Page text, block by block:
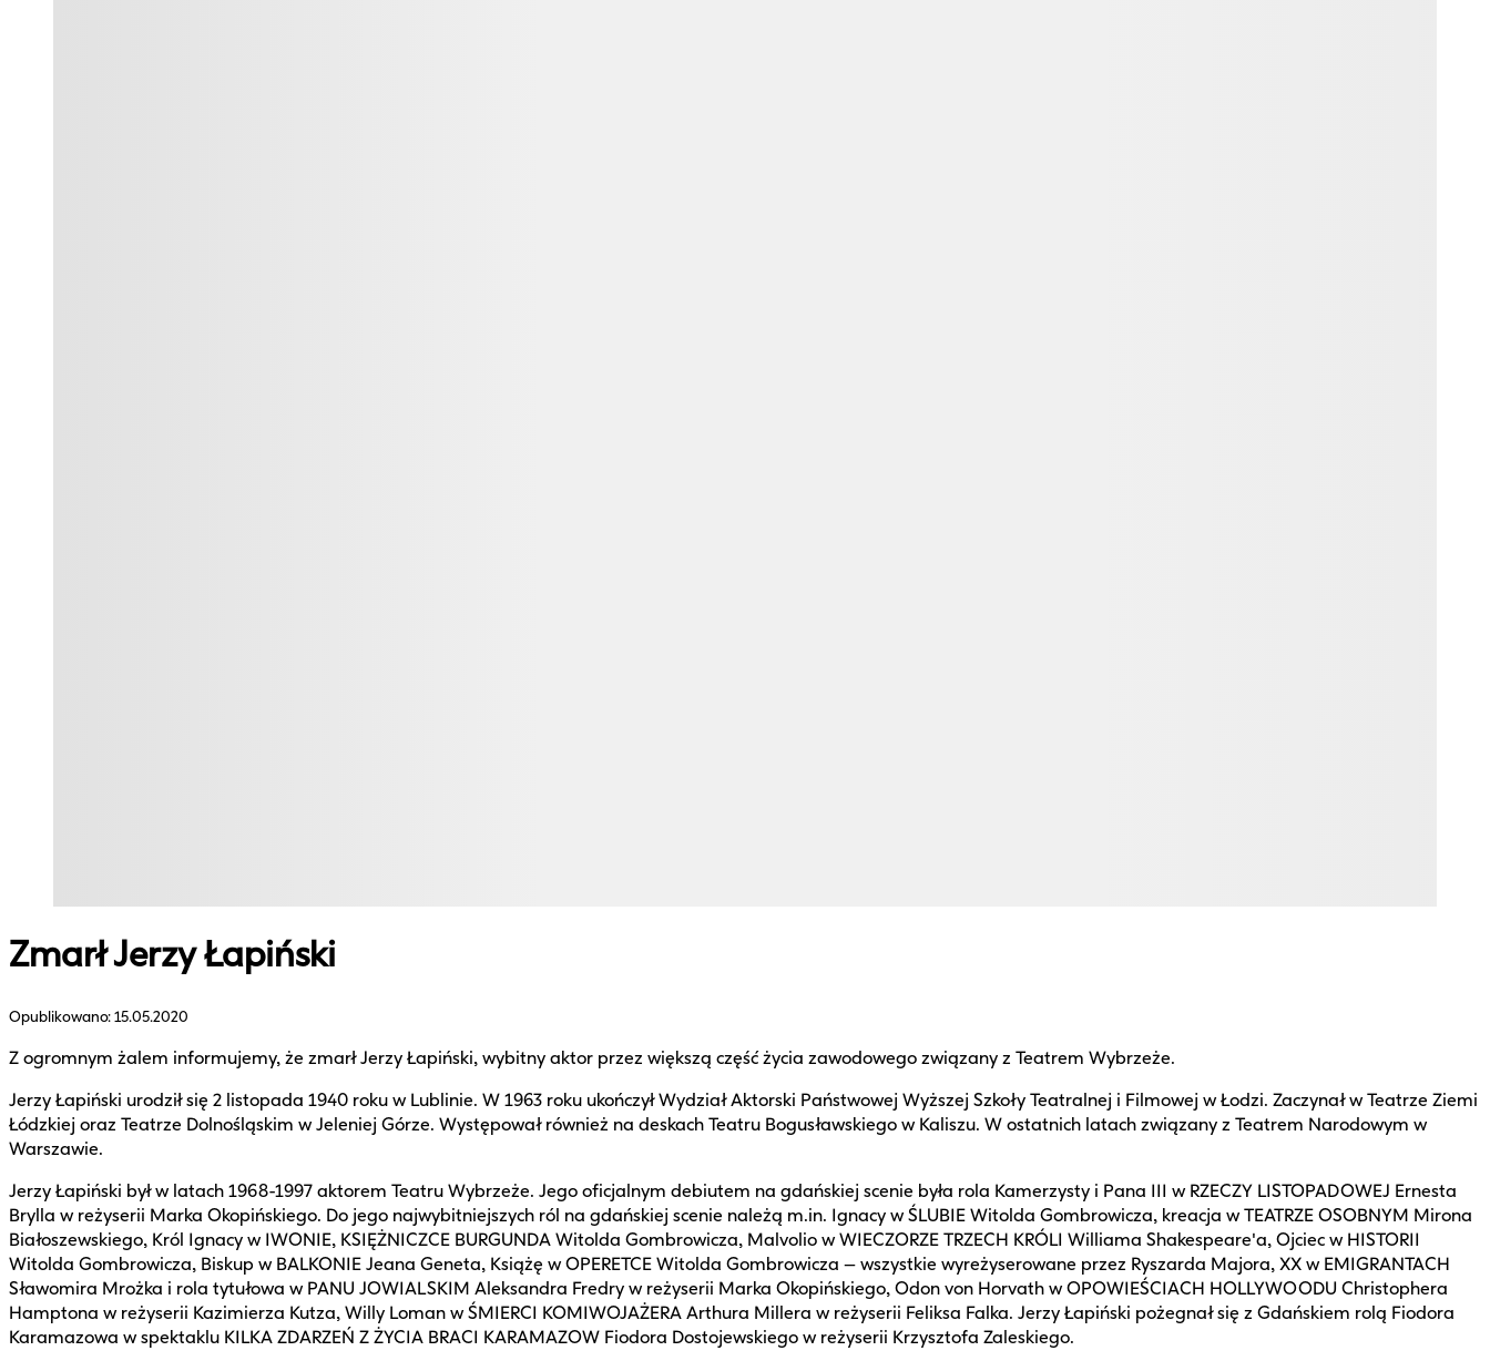
Zmarł Jerzy Łapiński
Opublikowano:15.05.2020
Z ogromnym żalem informujemy, że zmarł Jerzy Łapiński, wybitny aktor przez większą część życia zawodowego związany z Teatrem Wybrzeże.
Jerzy Łapiński urodził się 2 listopada 1940 roku w Lublinie. W 1963 roku ukończył Wydział Aktorski Państwowej Wyższej Szkoły Teatralnej i Filmowej w Łodzi. Zaczynał w Teatrze Ziemi
Łódzkiej oraz Teatrze Dolnośląskim w Jeleniej Górze. Występował również na deskach Teatru Bogusławskiego w Kaliszu. W ostatnich latach związany z Teatrem Narodowym w
Warszawie.
Jerzy Łapiński był w latach 1968-1997 aktorem Teatru Wybrzeże. Jego oficjalnym debiutem na gdańskiej scenie była rola Kamerzysty i Pana III w RZECZY LISTOPADOWEJ Ernesta
Brylla w reżyserii Marka Okopińskiego. Do jego najwybitniejszych ról na gdańskiej scenie należą m.in. Ignacy w ŚLUBIE Witolda Gombrowicza, kreacja w TEATRZE OSOBNYM Mirona
Białoszewskiego, Król Ignacy w IWONIE, KSIĘŻNICZCE BURGUNDA Witolda Gombrowicza, Malvolio w WIECZORZE TRZECH KRÓLI Williama Shakespeare'a, Ojciec w HISTORII
Witolda Gombrowicza, Biskup w BALKONIE Jeana Geneta, Książę w OPERETCE Witolda Gombrowicza – wszystkie wyreżyserowane przez Ryszarda Majora, XX w EMIGRANTACH
Sławomira Mrożka i rola tytułowa w PANU JOWIALSKIM Aleksandra Fredry w reżyserii Marka Okopińskiego, Odon von Horvath w OPOWIEŚCIACH HOLLYWOODU Christophera
Hamptona w reżyserii Kazimierza Kutza, Willy Loman w ŚMIERCI KOMIWOJAŻERA Arthura Millera w reżyserii Feliksa Falka. Jerzy Łapiński pożegnał się z Gdańskiem rolą Fiodora
Karamazowa w spektaklu KILKA ZDARZEŃ Z ŻYCIA BRACI KARAMAZOW Fiodora Dostojewskiego w reżyserii Krzysztofa Zaleskiego.